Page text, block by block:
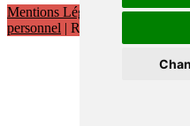
Mentions Légales
Politique de
personnel | Réalisations :